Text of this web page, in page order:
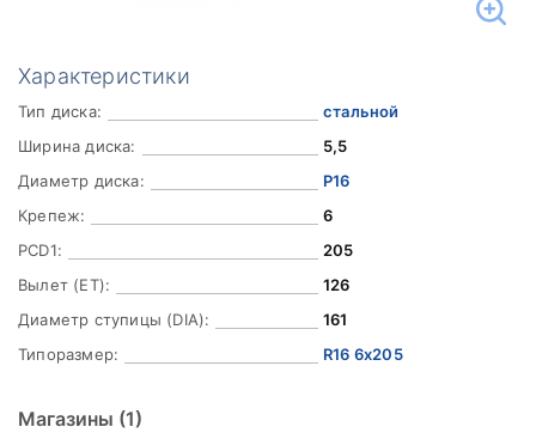
Характеристики
Тип диска:
стальной
Ширина диска:
5,5
Диаметр диска:
Р16
Крепеж:
6
PCD1:
205
Вылет (ET):
126
Диаметр ступицы (DIA):
161
Типоразмер:
R16 6x205
Магазины (1)